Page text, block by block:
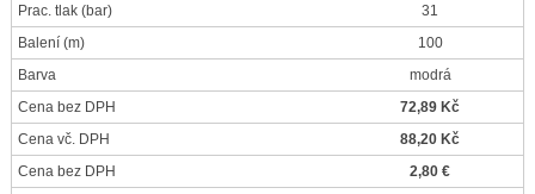
Prac. tlak (bar)
31
Balení (m)
100
Barva
modrá
Cena bez DPH
72,89 Kč
Cena vč. DPH
88,20 Kč
Cena bez DPH
2,80 €